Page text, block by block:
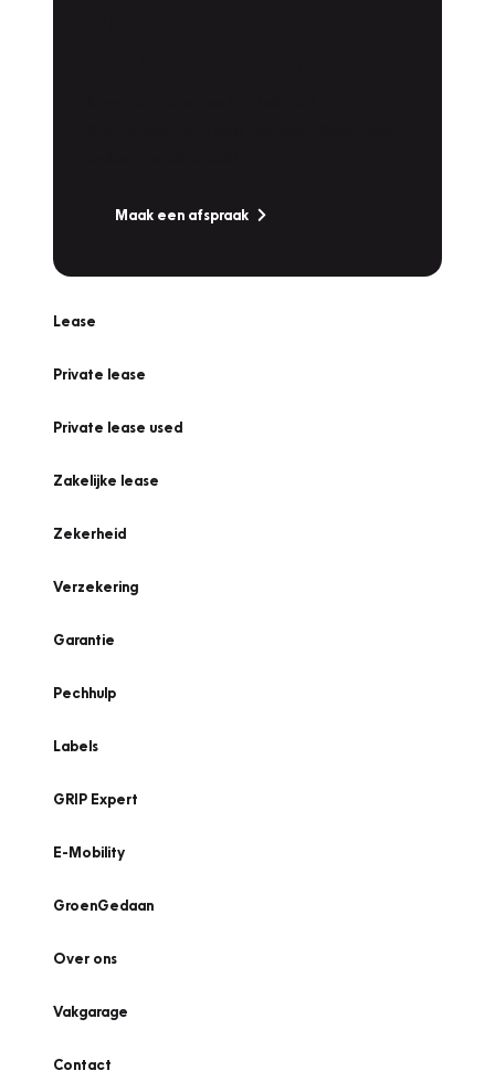
Maak een afspraak
Lease
Private lease
Private lease used
Zakelijke lease
Zekerheid
Verzekering
Garantie
Pechhulp
Labels
GRIP Expert
E-Mobility
GroenGedaan
Over ons
Vakgarage
Contact